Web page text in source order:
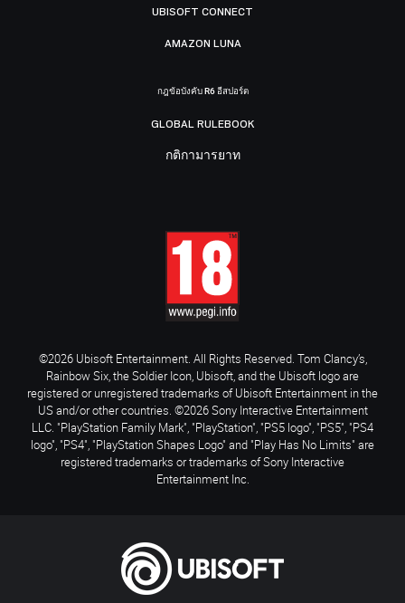
UBISOFT CONNECT
AMAZON LUNA
กฎข้อบังคับ R6 อีสปอร์ต
GLOBAL RULEBOOK
กติกามารยาท
©2026 Ubisoft Entertainment. All Rights Reserved. Tom Clancy’s,
Rainbow Six, the Soldier Icon, Ubisoft, and the Ubisoft logo are
registered or unregistered trademarks of Ubisoft Entertainment in the
US and/or other countries. ©2026 Sony Interactive Entertainment
LLC. "PlayStation Family Mark", "PlayStation", "PS5 logo", "PS5", "PS4
logo", "PS4", "PlayStation Shapes Logo" and "Play Has No Limits" are
registered trademarks or trademarks of Sony Interactive
Entertainment Inc.